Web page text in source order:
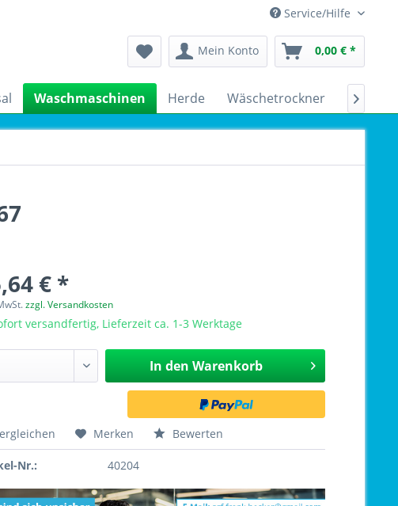
Service/Hilfe
Mein Konto 0,00 € *
Waschmaschinen Herde Wäschetrockner 
€ *
zzgl. Versandkosten
versandfertig, Lieferzeit ca. 1-3 Werktage
In den Warenkorb
Merken Bewerten
Nr.: 40204